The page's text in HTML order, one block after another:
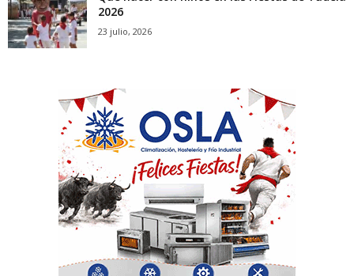
2026
23 julio, 2026